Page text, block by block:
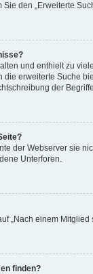
den „Erweiterte
und enthielt zu
erweiterte Suche
der
der Webserver sie
Unterforen.
„Nach einem Mitglied
finden?